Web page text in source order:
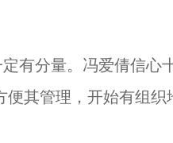
有分量。冯爱倩信心
便其管理，开始有组